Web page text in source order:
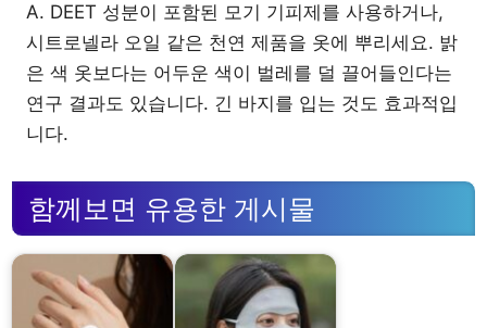
A. DEET 성분이 포함된 모기 기피제를 사용하거나,
시트로넬라 오일 같은 천연 제품을 옷에 뿌리세요. 밝
은 색 옷보다는 어두운 색이 벌레를 덜 끌어들인다는
연구 결과도 있습니다. 긴 바지를 입는 것도 효과적입
니다.
함께보면 유용한 게시물